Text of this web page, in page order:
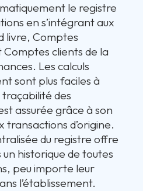
le registre
en s’intégrant aux
livre, Comptes
Comptes clients de la
Les calculs
sont plus faciles à
des
assurée grâce à son
transactions d’origine.
du registre offre
un historique de toutes
peu importe leur
l’établissement.